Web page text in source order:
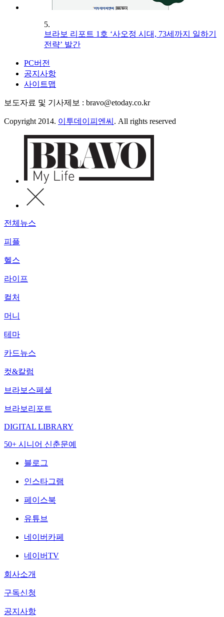
5.
브라보 리포트 1호 ‘사오정 시대, 73세까지 일하기
전략’ 발간
PC버전
공지사항
사이트맵
보도자료 및 기사제보 : bravo@etoday.co.kr
Copyright 2014. 이투데이피엔씨 . All rights reserved
전체뉴스
피플
헬스
라이프
컬처
머니
테마
카드뉴스
컷&칼럼
브라보스페셜
브라보리포트
DIGITAL LIBRARY
50+ 시니어 신춘문예
블로그
인스타그램
페이스북
유튜브
네이버카페
네이버TV
회사소개
구독신청
공지사항